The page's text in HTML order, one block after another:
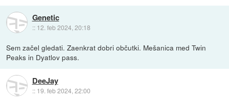
Genetic
:: 12. feb 2024, 20:18
Sem začel gledati. Zaenkrat dobri občutki. Mešanica med Twin
Peaks in Dyatlov pass.
DeeJay
:: 19. feb 2024, 22:00